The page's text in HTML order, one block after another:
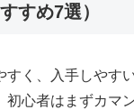
すめ7選）
すく、入手しやす
初心者はまずカマ